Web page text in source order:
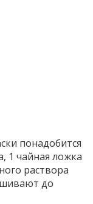
понадобится
1 чайная ложка
раствора
до